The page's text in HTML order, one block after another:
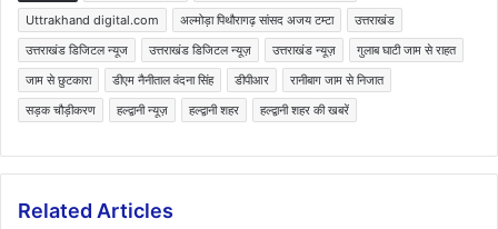
Uttrakhand digital.com
अल्मोड़ा पिथौरागढ़ सांसद अजय टम्टा
उत्तराखंड
उत्तराखंड डिजिटल न्यूज
उत्तराखंड डिजिटल न्यूज़ उत्तराखंड न्यूज़
गुलाब घाटी जाम से राहत
जाम से छुटकारा
डीएम नैनीताल वंदना सिंह डीपीआर
रानीबाग जाम से निजात
सड़क चौड़ीकरण
हल्द्वानी न्यूज़ हल्द्वानी शहर हल्द्वानी शहर की खबरें
Related Articles